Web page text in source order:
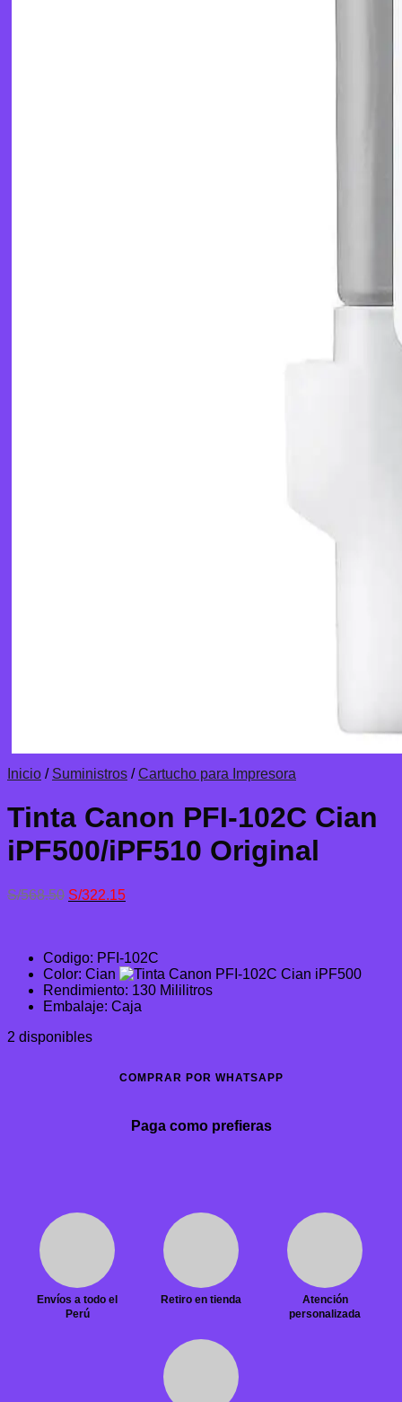
Inicio / Suministros / Cartucho para Impresora
Tinta Canon PFI-102C Cian
iPF500/iPF510 Original
S/568.50 El
S/568.50.
S/322.15El
S/322.15.
Codigo: PFI-102C
Color: Cian
Rendimiento: 130 Mililitros
Embalaje: Caja
2 disponibles
COMPRAR POR WHATSAPP
Paga como prefieras
Envíos a todo el
Perú
Retiro en tienda
Atención
personalizada